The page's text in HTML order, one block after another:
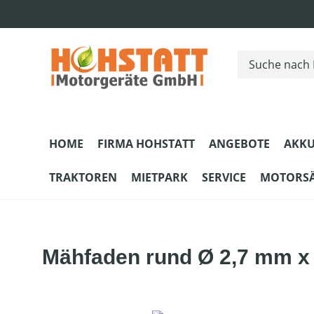
HOME FIRMA HOHSTATT ANGEBOTE
TRAKTOREN MIETPARK SERVICE
Mähfaden rund Ø 2,7 mm x